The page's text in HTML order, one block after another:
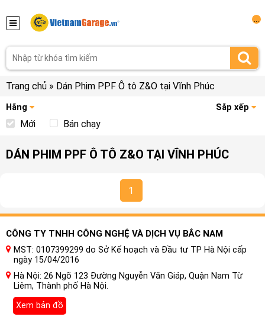
Trang chủ » Dán Phim PPF Ô tô Z&O tại Vĩnh Phúc
Hãng Sắp xếp
Mới Bán chạy
DÁN PHIM PPF Ô TÔ Z&O TẠI VĨNH PHÚC
1
CÔNG TY TNHH CÔNG NGHỆ VÀ DỊCH VỤ BẮC NAM
MST: 0107399299 do Sở Kế hoạch và Đầu tư TP Hà Nội cấp
ngày 15/04/2016
Hà Nội: 26 Ngõ 123 Đường Nguyễn Văn Giáp, Quận Nam Từ
Liêm, Thành phố Hà Nội.
Xem bản đồ